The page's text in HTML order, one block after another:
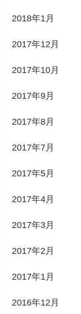
2018年1月
2017年12月
2017年10月
2017年9月
2017年8月
2017年7月
2017年5月
2017年4月
2017年3月
2017年2月
2017年1月
2016年12月